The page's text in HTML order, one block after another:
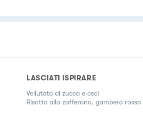
LASCIATI ISPIRARE
Vellutata di zucca e ceci
Risotto allo zafferano, gambero